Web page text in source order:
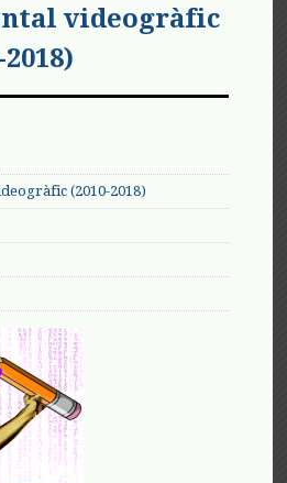
videogràfic
(2010-2018)